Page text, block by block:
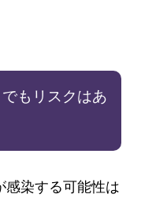
もリスクはあ
感染する可能性は